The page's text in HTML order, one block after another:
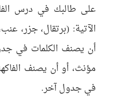
على طالبك في درس
الآتية: (برتقال، جزر،
أن يصنف الكلمات في
مؤنث، أو أن يصنف
في جدول آخر.